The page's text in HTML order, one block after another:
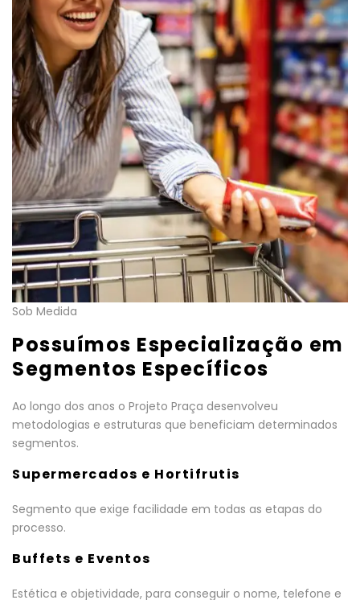
Sob Medida
Possuímos Especialização em
Segmentos Específicos
Ao longo dos anos o Projeto Praça desenvolveu
metodologias e estruturas que beneficiam determinados
segmentos.
Supermercados e Hortifrutis
Segmento que exige facilidade em todas as etapas do
processo.
Buffets e Eventos
Estética e objetividade, para conseguir o nome, telefone e